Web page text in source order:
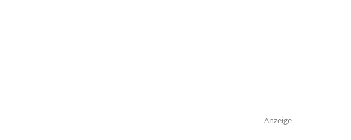
Anzeige